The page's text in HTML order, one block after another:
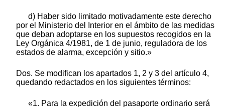
d) Haber sido limitado motivadamente este derecho
por el Ministerio del Interior en el ámbito de las medidas
que deban adoptarse en los supuestos recogidos en la
Ley Orgánica 4/1981, de 1 de junio, reguladora de los
estados de alarma, excepción y sitio.»
Dos. Se modifican los apartados 1, 2 y 3 del artículo 4,
quedando redactados en los siguientes términos:
«1. Para la expedición del pasaporte ordinario será